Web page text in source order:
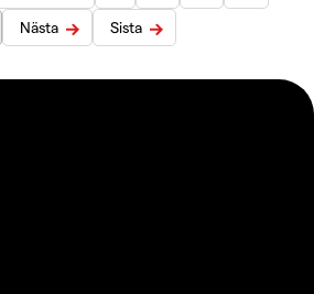
Nästa Sista